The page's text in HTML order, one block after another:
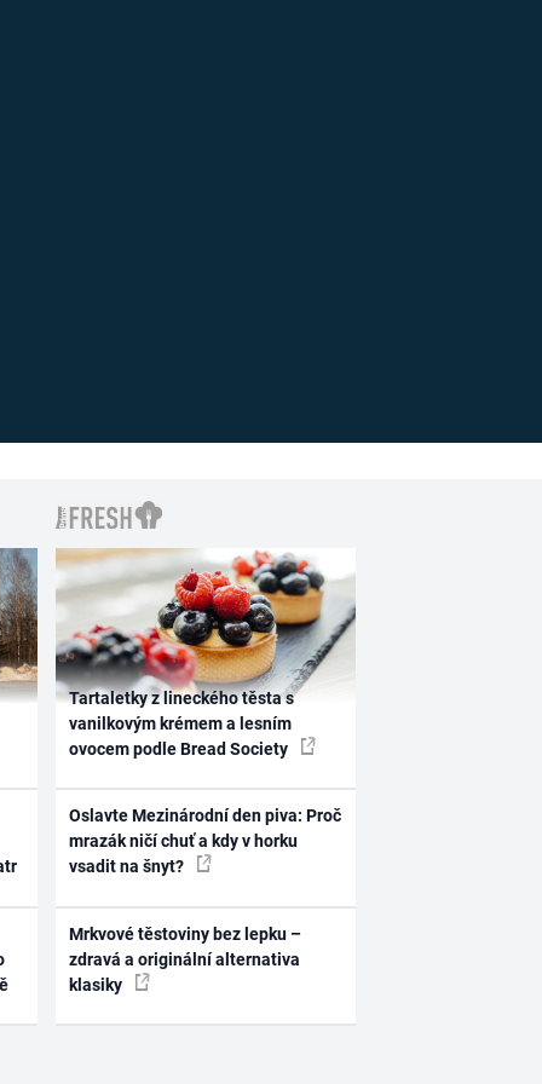
Tartaletky z lineckého těsta s
vanilkovým krémem a lesním
ovocem podle Bread Society
Oslavte Mezinárodní den piva: Proč
mrazák ničí chuť a kdy v horku
vsadit na šnyt?
Mrkvové těstoviny bez lepku –
zdravá a originální alternativa
klasiky